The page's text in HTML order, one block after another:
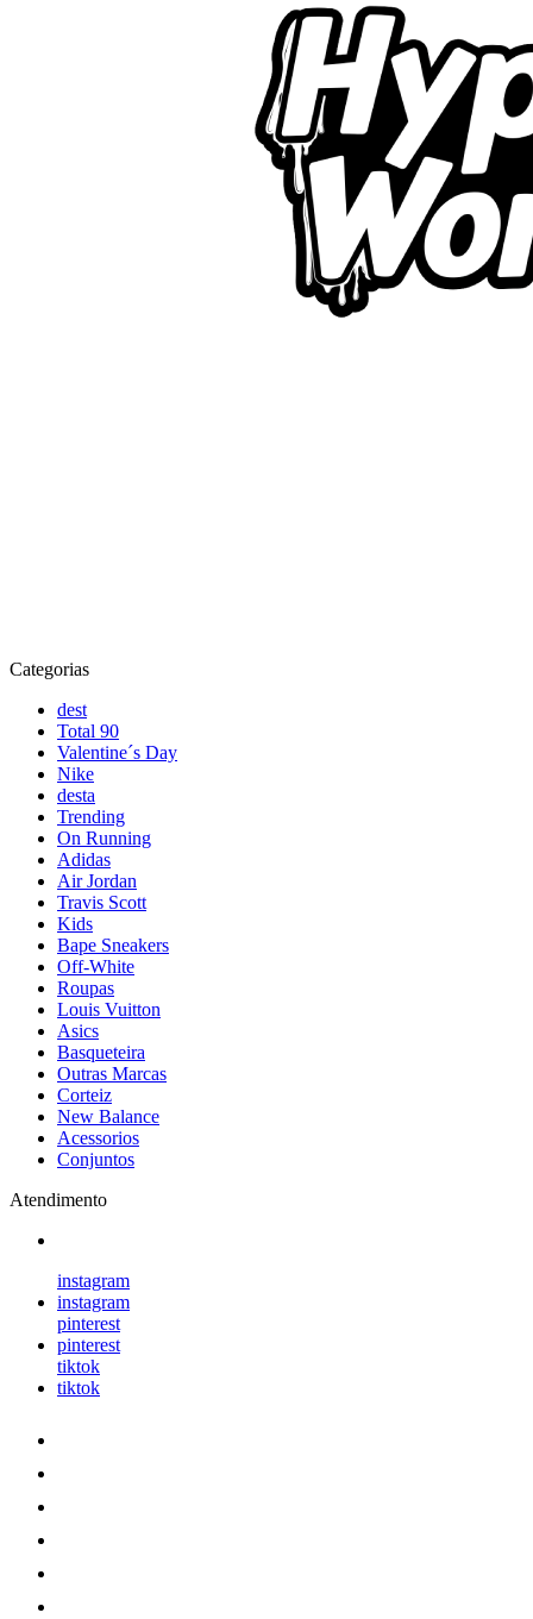
Categorias
dest
Total 90
Valentine´s Day
Nike
desta
Trending
On Running
Adidas
Air Jordan
Travis Scott
Kids
Bape Sneakers
Off-White
Roupas
Louis Vuitton
Asics
Basqueteira
Outras Marcas
Corteiz
New Balance
Acessorios
Conjuntos
Atendimento
instagram
instagram
pinterest
pinterest
tiktok
tiktok